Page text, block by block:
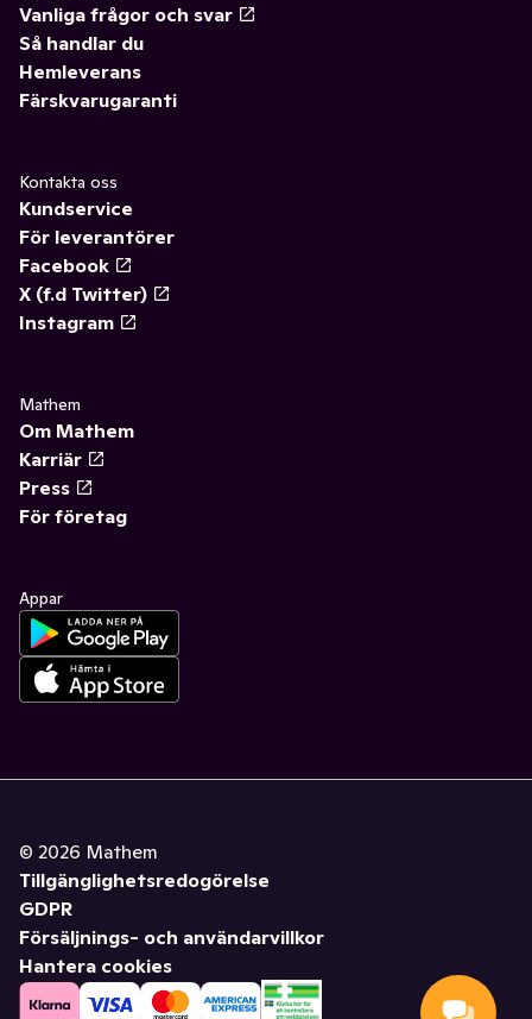
Vanliga frågor och svar
Så handlar du
Hemleverans
Färskvarugaranti
Kontakta oss
Kundservice
För leverantörer
Facebook
X (f.d Twitter)
Instagram
Mathem
Om Mathem
Karriär
Press
För företag
Appar
© 2026 Mathem
Tillgänglighetsredogörelse
GDPR
Försäljnings- och användarvillkor
Hantera cookies